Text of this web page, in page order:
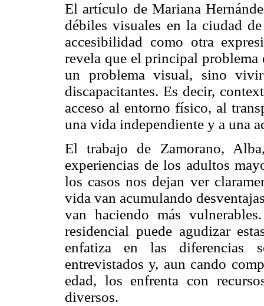
El artículo de Mariana
débiles visuales en la ciudad
accesibilidad como otra
revela que el principal problema
un problema visual, sino
discapacitantes. Es decir,
acceso al entorno físico, al
una vida independiente y a una
El trabajo de Zamorano,
experiencias de los adultos
los casos nos dejan ver
vida van acumulando
van haciendo más
residencial puede agudizar
enfatiza en las diferencias
entrevistados y, aun cando
edad, los enfrenta con
diversos.